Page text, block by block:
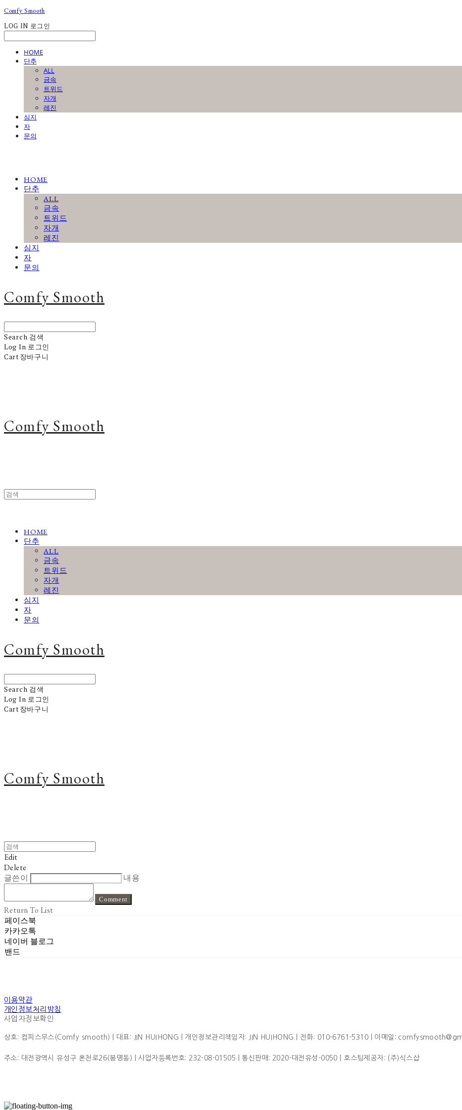
Comfy Smooth
LOG IN 로그인
HOME
단추
ALL
금속
트위드
자개
레진
심지
자
문의
HOME
단추
ALL
금속
트위드
자개
레진
심지
자
문의
Comfy Smooth
Search 검색
Log In 로그인
Cart장바구니
Comfy Smooth
HOME
단추
ALL
금속
트위드
자개
레진
심지
자
문의
Comfy Smooth
Search 검색
Log In 로그인
Cart장바구니
Comfy Smooth
Edit
Delete
글쓴이
내용
Comment
Return To List
페이스북
카카오톡
네이버 블로그
밴드
이용약관
개인정보처리방침
사업자정보확인
상호: 컴피스무스(Comfy smooth) | 대표: JIN HUIHONG | 개인정보관리책임자: JIN HUIHONG | 전화: 010-6761-5310 | 이메일:
주소: 대전광역시 유성구 온천로26(봉명동) | 사업자등록번호: 232-08-01505 | 통신판매: 2020-대전유성-0050 | 호스팅제공자: (주)식스샵